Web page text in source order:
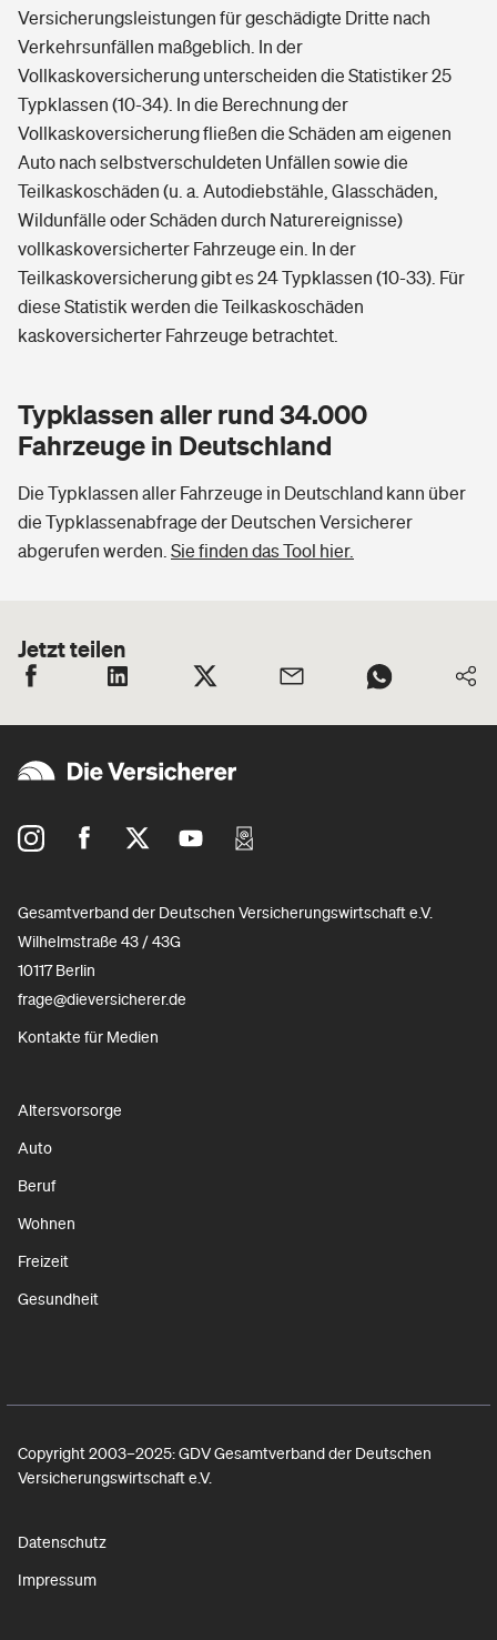
Versicherungsleistungen für geschädigte Dritte nach
Verkehrsunfällen maßgeblich. In der
Vollkaskoversicherung unterscheiden die Statistiker 25
Typklassen (10-34). In die Berechnung der
Vollkaskoversicherung fließen die Schäden am eigenen
Auto nach selbstverschuldeten Unfällen sowie die
Teilkaskoschäden (u. a. Autodiebstähle, Glasschäden,
Wildunfälle oder Schäden durch Naturereignisse)
vollkaskoversicherter Fahrzeuge ein. In der
Teilkaskoversicherung gibt es 24 Typklassen (10-33). Für
diese Statistik werden die Teilkaskoschäden
kaskoversicherter Fahrzeuge betrachtet.
Typklassen aller rund 34.000
Fahrzeuge in Deutschland
Die Typklassen aller Fahrzeuge in Deutschland kann über
die Typklassenabfrage der Deutschen Versicherer
abgerufen werden. Sie finden das Tool hier.
Jetzt teilen
Gesamtverband der Deutschen Versicherungswirtschaft e.V.
Wilhelmstraße 43 / 43G
10117 Berlin
frage@dieversicherer.de
Kontakte für Medien
Altersvorsorge
Auto
Beruf
Wohnen
Freizeit
Gesundheit
Copyright 2003–2025: GDV Gesamtverband der Deutschen
Versicherungswirtschaft e.V.
Datenschutz
Impressum